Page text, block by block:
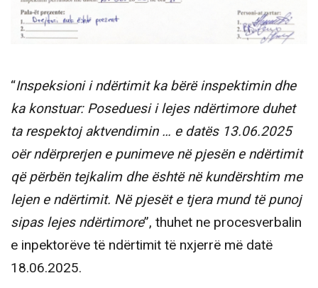
“Inspeksioni i ndërtimit ka bërë inspektimin dhe
ka konstuar: Poseduesi i lejes ndërtimore duhet
ta respektoj aktvendimin … e datës 13.06.2025
oër ndërprerjen e punimeve në pjesën e ndërtimit
që përbën tejkalim dhe është në kundërshtim me
lejen e ndërtimit. Në pjesët e tjera mund të punoj
sipas lejes ndërtimore”, thuhet ne procesverbalin
e inpektorëve të ndërtimit të nxjerrë më datë
18.06.2025.